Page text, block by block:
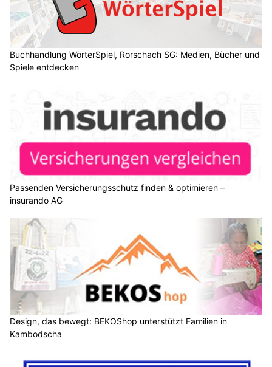
Buchhandlung WörterSpiel, Rorschach SG: Medien, Bücher und
Spiele entdecken
Passenden Versicherungsschutz finden & optimieren –
insurando AG
Design, das bewegt: BEKOShop unterstützt Familien in
Kambodscha